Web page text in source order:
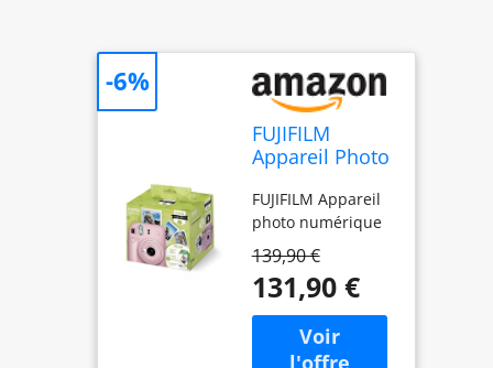
FUJIFILM
Appareil Photo
Instax Mini 12
Rose Pack
Iconique
FUJIFILM Appareil
photo numérique
139,90 €
131,90 €
-6%